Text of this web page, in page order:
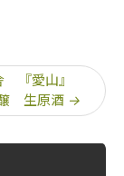
『愛山』
生原酒 →